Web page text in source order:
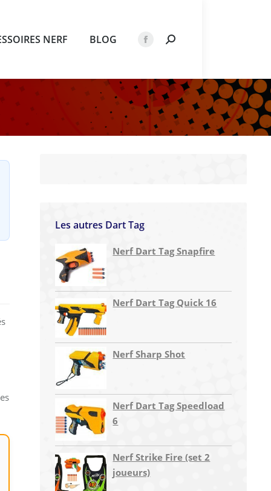
NERF BLOG
La
Facebook
s'ouvre
dans
une
Recherche
Les autres Dart Tag
Nerf Dart Tag Snapfire
Nerf Dart Tag Quick 16
Nerf Sharp Shot
Nerf Dart Tag Speedload
6
Nerf Strike Fire (set 2
joueurs)